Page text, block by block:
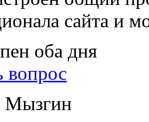
сайта и
оба дня
вопрос
Мызгин